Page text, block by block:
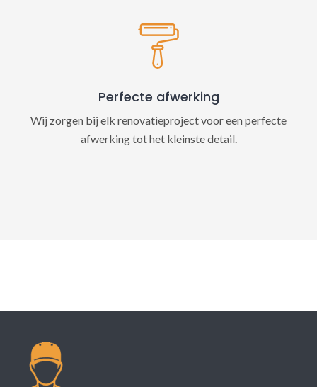
Perfecte afwerking
Wij zorgen bij elk renovatieproject voor een perfecte
afwerking tot het kleinste detail.